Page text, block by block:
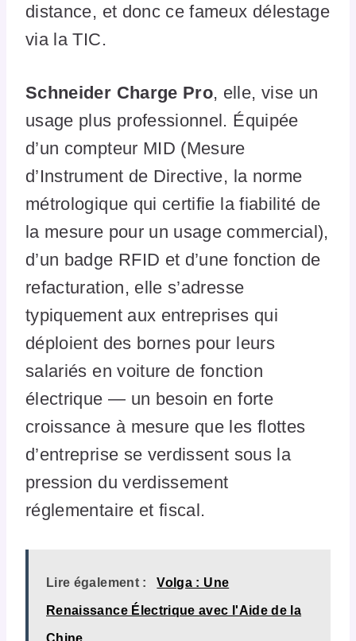
distance, et donc ce fameux délestage
via la TIC.
Schneider Charge Pro, elle, vise un
usage plus professionnel. Équipée
d’un compteur MID (Mesure
d’Instrument de Directive, la norme
métrologique qui certifie la fiabilité de
la mesure pour un usage commercial),
d’un badge RFID et d’une fonction de
refacturation, elle s’adresse
typiquement aux entreprises qui
déploient des bornes pour leurs
salariés en voiture de fonction
électrique — un besoin en forte
croissance à mesure que les flottes
d’entreprise se verdissent sous la
pression du verdissement
réglementaire et fiscal.
Lire également : Volga : Une
Renaissance Électrique avec l'Aide de la
Chine